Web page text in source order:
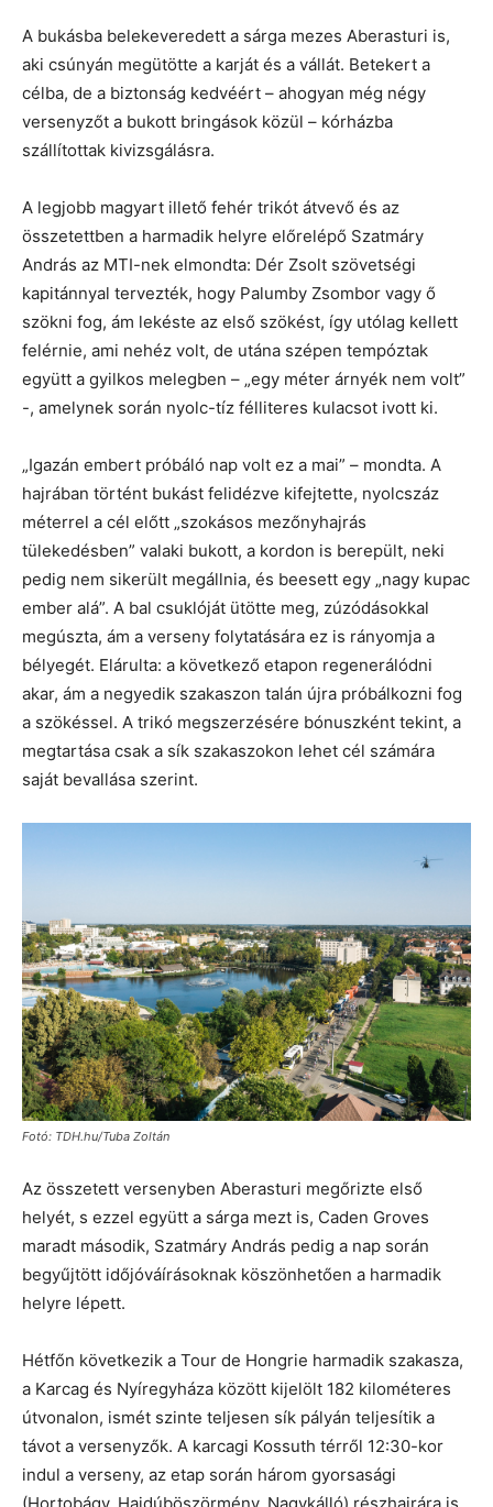
A bukásba belekeveredett a sárga mezes Aberasturi is,
aki csúnyán megütötte a karját és a vállát. Betekert a
célba, de a biztonság kedvéért – ahogyan még négy
versenyzőt a bukott bringások közül – kórházba
szállítottak kivizsgálásra.
A legjobb magyart illető fehér trikót átvevő és az
összetettben a harmadik helyre előrelépő Szatmáry
András az MTI-nek elmondta: Dér Zsolt szövetségi
kapitánnyal tervezték, hogy Palumby Zsombor vagy ő
szökni fog, ám lekéste az első szökést, így utólag kellett
felérnie, ami nehéz volt, de utána szépen tempóztak
együtt a gyilkos melegben – „egy méter árnyék nem volt”
-, amelynek során nyolc-tíz félliteres kulacsot ivott ki.
„Igazán embert próbáló nap volt ez a mai” – mondta. A
hajrában történt bukást felidézve kifejtette, nyolcszáz
méterrel a cél előtt „szokásos mezőnyhajrás
tülekedésben” valaki bukott, a kordon is berepült, neki
pedig nem sikerült megállnia, és beesett egy „nagy kupac
ember alá”. A bal csuklóját ütötte meg, zúzódásokkal
megúszta, ám a verseny folytatására ez is rányomja a
bélyegét. Elárulta: a következő etapon regenerálódni
akar, ám a negyedik szakaszon talán újra próbálkozni fog
a szökéssel. A trikó megszerzésére bónuszként tekint, a
megtartása csak a sík szakaszokon lehet cél számára
saját bevallása szerint.
Fotó: TDH.hu/Tuba Zoltán
Az összetett versenyben Aberasturi megőrizte első
helyét, s ezzel együtt a sárga mezt is, Caden Groves
maradt második, Szatmáry András pedig a nap során
begyűjtött időjóváírásoknak köszönhetően a harmadik
helyre lépett.
Hétfőn következik a Tour de Hongrie harmadik szakasza,
a Karcag és Nyíregyháza között kijelölt 182 kilométeres
útvonalon, ismét szinte teljesen sík pályán teljesítik a
távot a versenyzők. A karcagi Kossuth térről 12:30-kor
indul a verseny, az etap során három gyorsasági